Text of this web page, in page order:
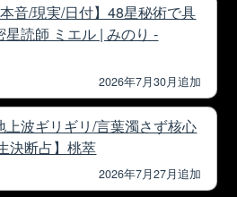
音/現実/日付】48星秘術で具
読師 ミエル | みのり -
2026年7月30月追加
上波ギリギリ/言葉濁さず核心
決断占】桃萃
2026年7月27月追加